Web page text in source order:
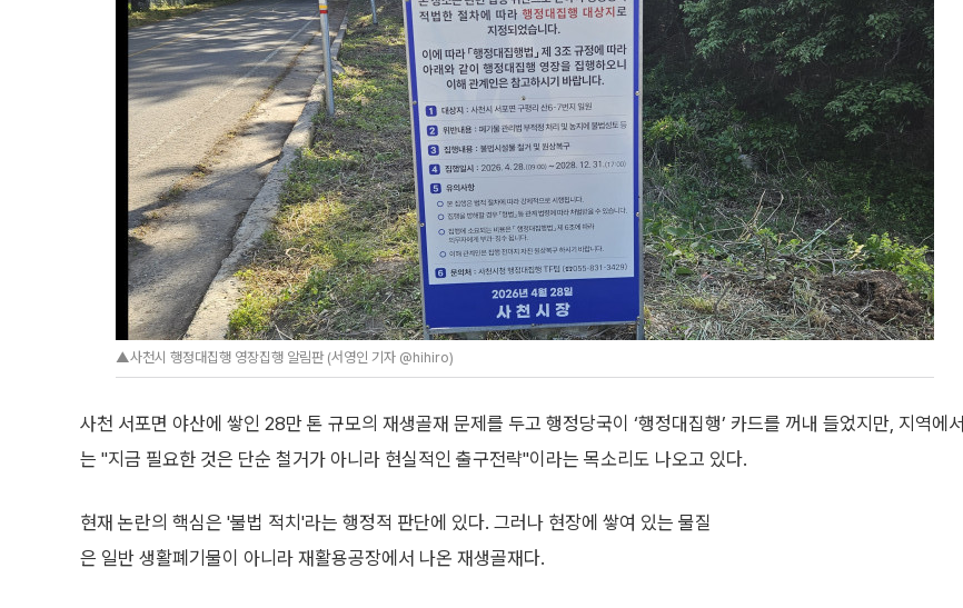
▲사천시 행정대집행 영장집행 알림판 (서영인 기자 @hihiro)
사천 서포면 야산에 쌓인 28만 톤 규모의 재생골재 문제를 두고 행정당국이 ‘행정대집행’ 카드를 꺼내 들었지만, 지역에서
는 "지금 필요한 것은 단순 철거가 아니라 현실적인 출구전략"이라는 목소리도 나오고 있다.
현재 논란의 핵심은 '불법 적치'라는 행정적 판단에 있다. 그러나 현장에 쌓여 있는 물질
은 일반 생활폐기물이 아니라 재활용공장에서 나온 재생골재다.